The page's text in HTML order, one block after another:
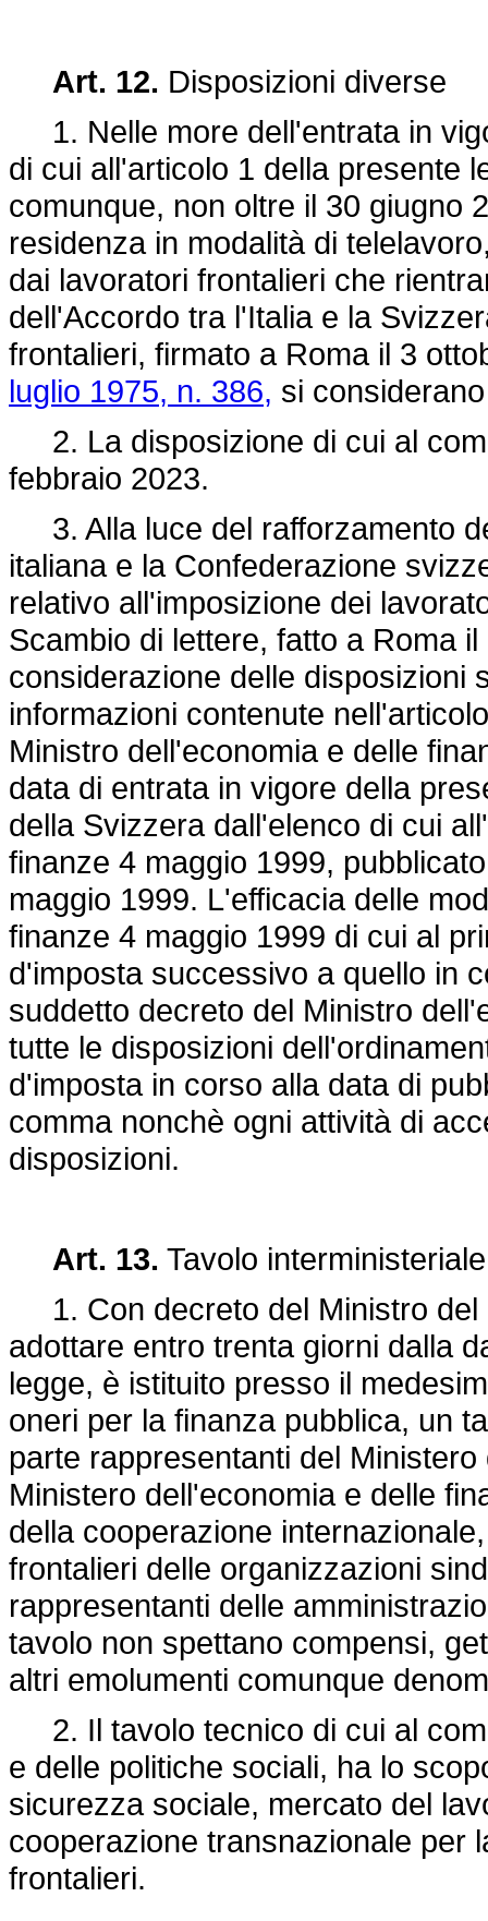
Art. 12. Disposizioni diverse
1. Nelle more dell'entrata in
di cui all'articolo 1 della presente
comunque, non oltre il 30 giugno
residenza in modalità di
dai lavoratori frontalieri che
dell'Accordo tra l'Italia e la
frontalieri, firmato a Roma il 3
luglio 1975, n. 386, si
2. La disposizione di cui al
febbraio 2023.
3. Alla luce del rafforzamento
italiana e la Confederazione
relativo all'imposizione dei
Scambio di lettere, fatto a Roma
considerazione delle disposizioni
informazioni contenute
Ministro dell'economia e delle
data di entrata in vigore della
della Svizzera dall'elenco di cui
finanze 4 maggio 1999,
maggio 1999. L'efficacia delle
finanze 4 maggio 1999 di cui al
d'imposta successivo a quello in
suddetto decreto del Ministro
tutte le disposizioni
d'imposta in corso alla data di
comma nonchè ogni attività di
disposizioni.
Art. 13. Tavolo interministeriale
1. Con decreto del Ministro del
adottare entro trenta giorni dalla
legge, è istituito presso il
oneri per la finanza pubblica, un
parte rappresentanti del
Ministero dell'economia e delle
della cooperazione
frontalieri delle organizzazioni
rappresentanti delle
tavolo non spettano compensi,
altri emolumenti comunque
2. Il tavolo tecnico di cui al
e delle politiche sociali, ha lo
sicurezza sociale, mercato del
cooperazione transnazionale per
frontalieri.